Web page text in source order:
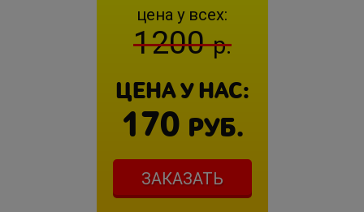
цена у всех:
1200р.
ЦЕНА У НАС:
170 РУБ.
ЗАКАЗАТЬ